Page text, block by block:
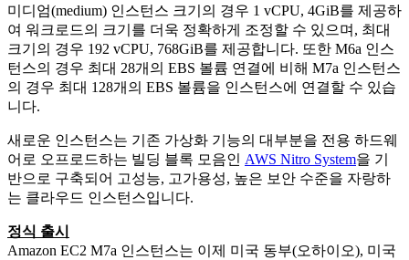
미디엄(medium) 인스턴스 크기의 경우 1 vCPU, 4GiB를 제공하
여 워크로드의 크기를 더욱 정확하게 조정할 수 있으며, 최대
크기의 경우 192 vCPU, 768GiB를 제공합니다. 또한 M6a 인스
턴스의 경우 최대 28개의 EBS 볼륨 연결에 비해 M7a 인스턴스
의 경우 최대 128개의 EBS 볼륨을 인스턴스에 연결할 수 있습
니다.
새로운 인스턴스는 기존 가상화 기능의 대부분을 전용 하드웨
어로 오프로드하는 빌딩 블록 모음인 AWS Nitro System을 기
반으로 구축되어 고성능, 고가용성, 높은 보안 수준을 자랑하
는 클라우드 인스턴스입니다.
정식 출시
Amazon EC2 M7a 인스턴스는 이제 미국 동부(오하이오), 미국